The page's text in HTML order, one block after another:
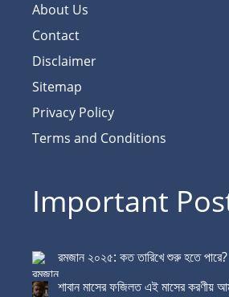
About Us
Contact
Disclaimer
Sitemap
Privacy Policy
Terms and Conditions
Important
রমজান ২০২৫: কত তারিখে শুরু হতে পারে?
শাবান মাসের ফজিলত এই মাসের করণীয়